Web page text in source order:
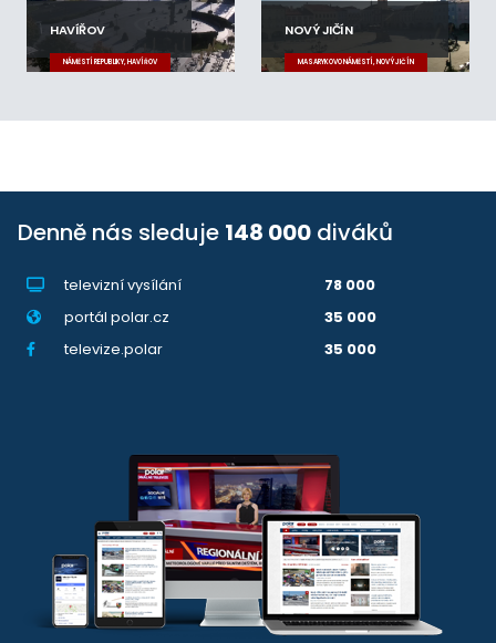
HAVÍŘOV
NÁMĚSTÍ REPUBLIKY, HAVÍŘOV
NOVÝ JIČÍN
MASARYKOVO NÁMĚSTÍ, NOVÝ JIČÍN
Denně nás sleduje 148 000 diváků
televizní vysílání
78 000
portál polar.cz
35 000
televize.polar
35 000